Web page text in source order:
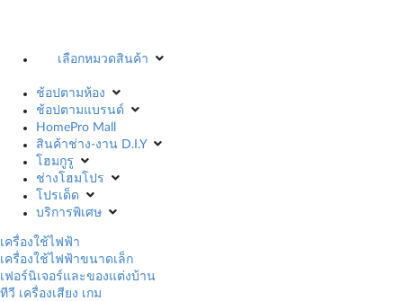
เลือกหมวดสินค้า
ช้อปตามห้อง
ช้อปตามแบรนด์
HomePro Mall
สินค้าช่าง-งาน D.I.Y
โฮมกูรู
ช่างโฮมโปร
โปรเด็ด
บริการพิเศษ
เครื่องใช้ไฟฟ้า
เครื่องใช้ไฟฟ้าขนาดเล็ก
เฟอร์นิเจอร์และของแต่งบ้าน
ทีวี เครื่องเสียง เกม